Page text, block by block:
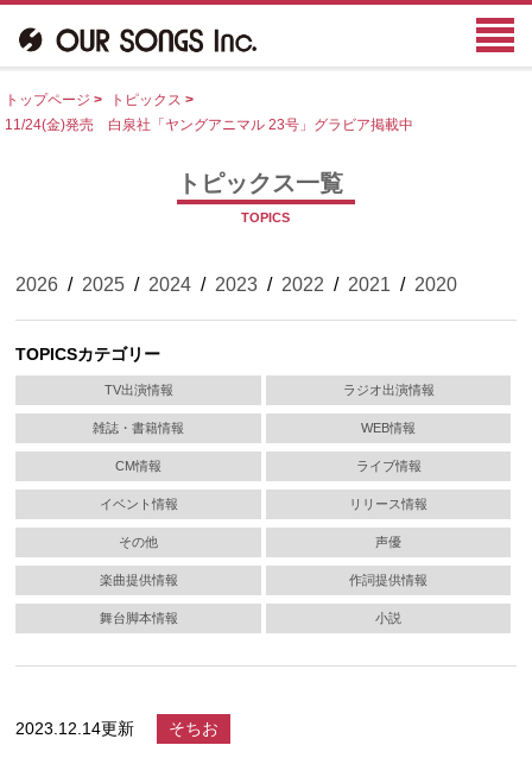
トップページ > トピックス >
11/24(金)発売 白泉社「ヤングアニマル 23号」グラビア掲載中
トピックス一覧
TOPICS
2026 / 2025 / 2024 / 2023 / 2022 / 2021 / 2020
TOPICSカテゴリー
TV出演情報 ラジオ出演情報
雑誌・書籍情報 WEB情報
CM情報 ライブ情報
イベント情報 リリース情報
その他 声優
楽曲提供情報 作詞提供情報
舞台脚本情報 小説
2023.12.14更新 そちお